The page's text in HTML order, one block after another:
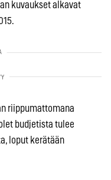
kuvaukset alkavat
riippumattomana
budjetista tulee
loput kerätään